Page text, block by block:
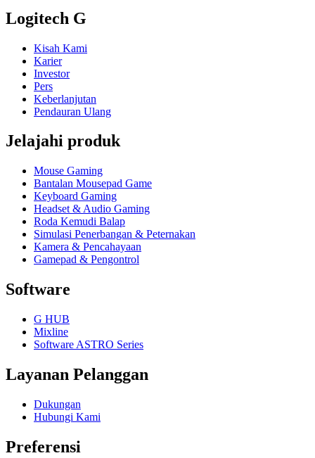
Logitech G
Kisah Kami
Karier
Investor
Pers
Keberlanjutan
Pendauran Ulang
Jelajahi produk
Mouse Gaming
Bantalan Mousepad Game
Keyboard Gaming
Headset & Audio Gaming
Roda Kemudi Balap
Simulasi Penerbangan & Peternakan
Kamera & Pencahayaan
Gamepad & Pengontrol
Software
G HUB
Mixline
Software ASTRO Series
Layanan Pelanggan
Dukungan
Hubungi Kami
Preferensi